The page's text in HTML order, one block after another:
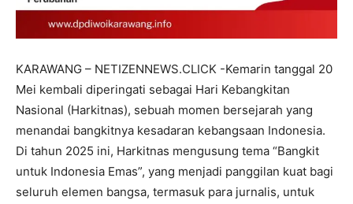
KARAWANG – NETIZENNEWS.CLICK -Kemarin tanggal 20
Mei kembali diperingati sebagai Hari Kebangkitan
Nasional (Harkitnas), sebuah momen bersejarah yang
menandai bangkitnya kesadaran kebangsaan Indonesia.
Di tahun 2025 ini, Harkitnas mengusung tema “Bangkit
untuk Indonesia Emas”, yang menjadi panggilan kuat bagi
seluruh elemen bangsa, termasuk para jurnalis, untuk